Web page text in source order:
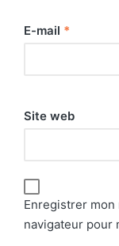
E-mail *
Site web
Enregistrer mon
navigateur pour